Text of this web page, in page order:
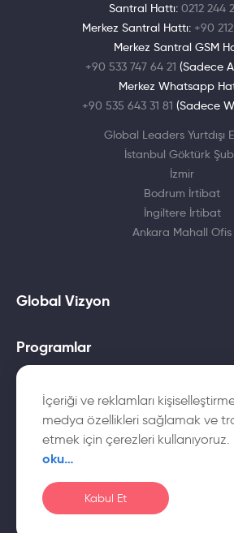
İçeriği ve reklamları
medya özellikleri sağlamak ve
etmek için çerezleri kullanıyoruz.
oku…
Kabul Et
Santral Hattı: 0212 244
Merkez Santral Hattı: +90
Merkez Santral GSM
+90 533 747 64 21 (Sadece
Merkez Whatsapp
+90 535 643 31 81 (Sadece
Global Leaders Yurtdışı
İstanbul Göktürk
İzmir
Bodrum İrtibat
İngiltere İrtibat
Ankara Mahall Ofis
Global Vizyon
Programlar
Dil Okulları
Yurtdışı Üniversiteler
© Global
Vizyon